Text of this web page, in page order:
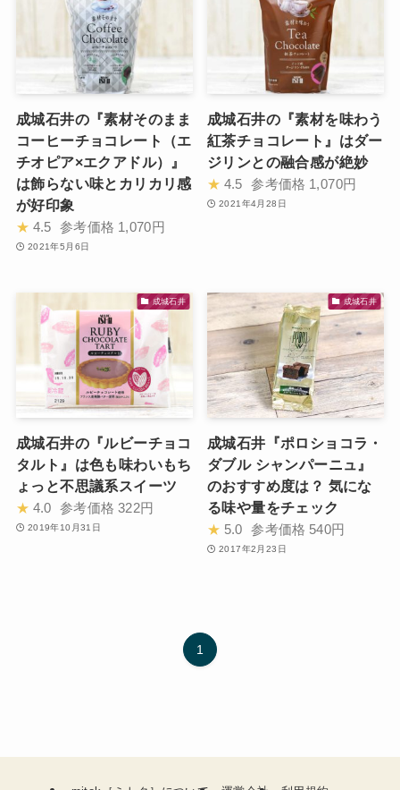
成城石井の『素材そのまま
コーヒーチョコレート（エ
チオピア×エクアドル）』
は飾らない味とカリカリ感
が好印象
★ 4.5 参考価格 1,070円
2021年5月6日
成城石井の『素材を味わう
紅茶チョコレート』はダー
ジリンとの融合感が絶妙
★ 4.5 参考価格 1,070円
2021年4月28日
成城石井
成城石井の『ルビーチョコ
タルト』は色も味わいもち
ょっと不思議系スイーツ
★ 4.0 参考価格 322円
2019年10月31日
成城石井
成城石井『ポロショコラ・
ダブル シャンパーニュ』
のおすすめ度は？ 気にな
る味や量をチェック
★ 5.0 参考価格 540円
2017年2月23日
1